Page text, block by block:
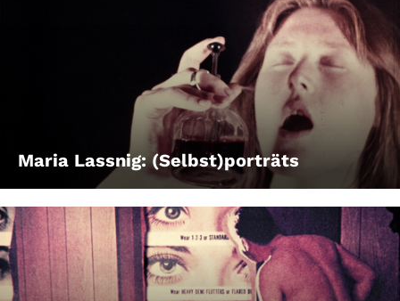
Gutscheine
& Filmpässe
Account
Suche
Maria Lassnig: (Selbst)porträts